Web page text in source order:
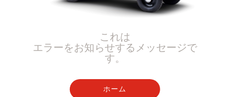
これは
エラーをお知らせするメッセージで
す。
ホーム